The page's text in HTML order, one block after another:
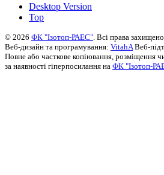
Desktop Version
Top
© 2026 ФК "Ізотоп-РАЕС" . Всі права захищено.
Веб-дизайн та програмування: VitahA Веб-
Повне або часткове копіювання, розміщення
за наявності гіперпосилання на ФК "Ізотоп-